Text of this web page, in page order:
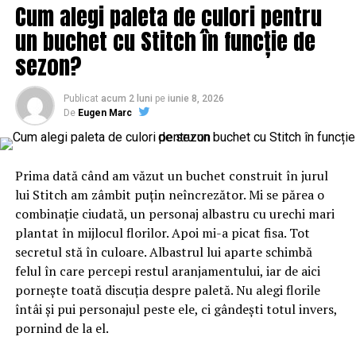
aveam nevoie pentru a continua!“, spune copilul genial
care astăzi lucrează în Sillicon Valley.
Primul pas spre un milion de dolari
La 17 ani, Sebastian şi-a înfiinţat primul său start-up.
Se numeşte StoryHeap şi este de fapt o platformă care
vinde soluţii de statistică şi interconectează conturile de
Are în protofoliu firmele care fac PR pentru artişti
celebri ca Justin Bieber şi Selena Gomez, producătorul
muzical DJ Khaled, sau actorul Kevin Hart, dar şi multe
companii cunoscute ca McDonald’ s sau Forbes.
„Practic, Storyheap face un fel de statistică pentru
aceste conturi. De exemplu, dacă Selena Gomez lansează
o nouă poşetă, managerii ei vor să vadă cum evoluează,
în social media, promoţia lor: câţi oameni văd postările,
ce vânzări, care-i timpul optim pentru a posta, care-i
Cum alegi paleta de culori pentru
un buchet cu Stitch în funcție de
sezon?
Publicat acum 2 luni pe iunie 8, 2026
De Eugen Marc
Prima dată când am văzut un buchet construit în jurul
lui Stitch am zâmbit puțin neîncrezător. Mi se părea o
combinație ciudată, un personaj albastru cu urechi mari
plantat în mijlocul florilor. Apoi mi-a picat fisa. Tot
secretul stă în culoare. Albastrul lui aparte schimbă
felul în care percepi restul aranjamentului, iar de aici
pornește toată discuția despre paletă. Nu alegi florile
întâi și pui personajul peste ele, ci gândești totul invers,
pornind de la el.